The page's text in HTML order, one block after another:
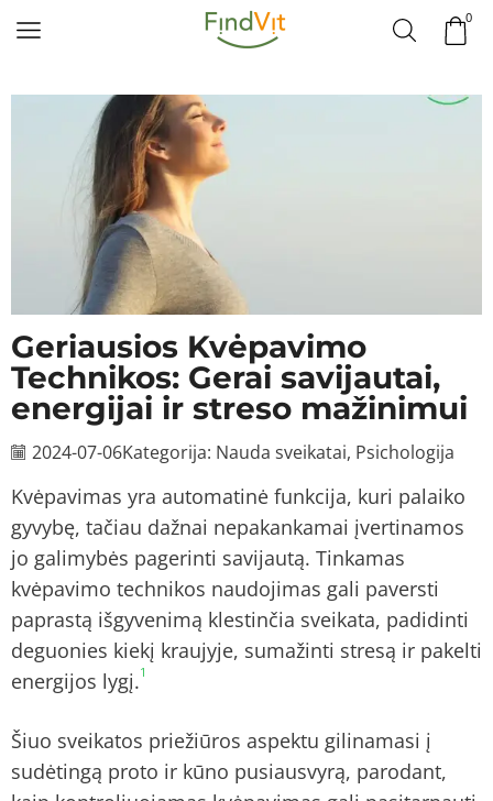
0
Geriausios Kvėpavimo
Technikos: Gerai savijautai,
energijai ir streso mažinimui
2024-07-06Kategorija: Nauda sveikatai, Psichologija
Kvėpavimas yra automatinė funkcija, kuri palaiko
gyvybę, tačiau dažnai nepakankamai įvertinamos
jo galimybės pagerinti savijautą. Tinkamas
kvėpavimo technikos naudojimas gali paversti
paprastą išgyvenimą klestinčia sveikata, padidinti
deguonies kiekį kraujyje, sumažinti stresą ir pakelti
energijos lygį.1
Šiuo sveikatos priežiūros aspektu gilinamasi į
sudėtingą proto ir kūno pusiausvyrą, parodant,